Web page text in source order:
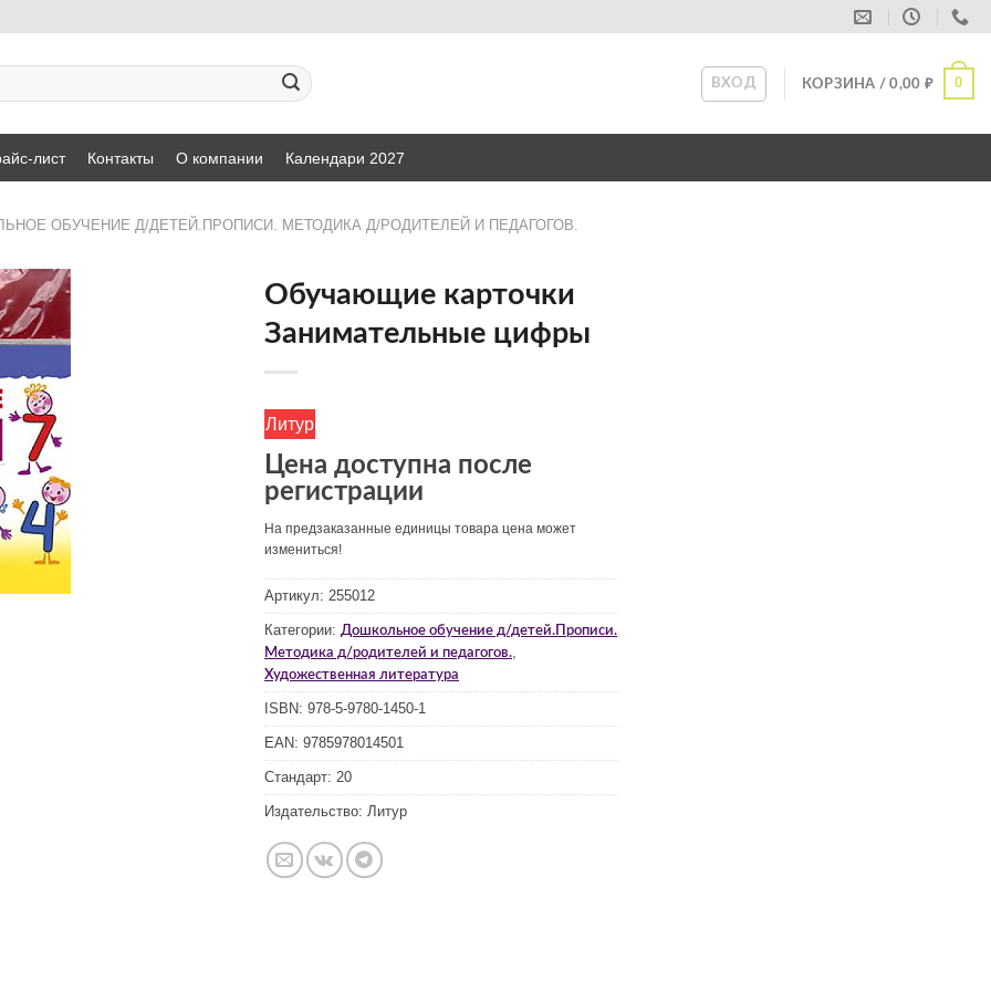
ВХОД КОРЗИНА /0,00 ₽ 0
лист Контакты О компании Календари 2027
ОБУЧЕНИЕ Д/ДЕТЕЙ.ПРОПИСИ. МЕТОДИКА Д/РОДИТЕЛЕЙ И ПЕДАГОГОВ.
Обучающие карточки
Занимательные цифры
Литур
Цена доступна после
регистрации
На предзаказанные единицы товара цена может
измениться!
Артикул: 255012
Категории: Дошкольное обучение д/детей.Прописи.
Методика д/родителей и педагогов.
Художественная литература
ISBN: 978-5-9780-1450-1
EAN: 9785978014501
Стандарт: 20
Издательство: Литур